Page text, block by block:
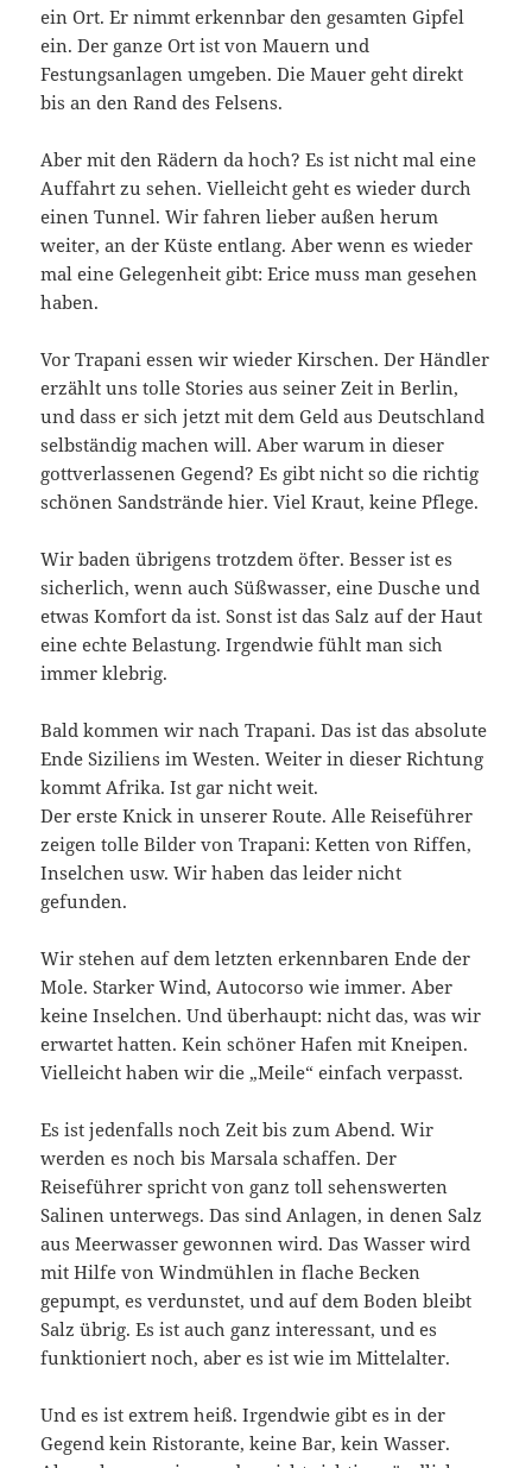
ein Ort. Er nimmt erkennbar den gesamten Gipfel
ein. Der ganze Ort ist von Mauern und
Festungsanlagen umgeben. Die Mauer geht direkt
bis an den Rand des Felsens.
Aber mit den Rädern da hoch? Es ist nicht mal eine
Auffahrt zu sehen. Vielleicht geht es wieder durch
einen Tunnel. Wir fahren lieber außen herum
weiter, an der Küste entlang. Aber wenn es wieder
mal eine Gelegenheit gibt: Erice muss man gesehen
haben.
Vor Trapani essen wir wieder Kirschen. Der Händler
erzählt uns tolle Stories aus seiner Zeit in Berlin,
und dass er sich jetzt mit dem Geld aus Deutschland
selbständig machen will. Aber warum in dieser
gottverlassenen Gegend? Es gibt nicht so die richtig
schönen Sandstrände hier. Viel Kraut, keine Pflege.
Wir baden übrigens trotzdem öfter. Besser ist es
sicherlich, wenn auch Süßwasser, eine Dusche und
etwas Komfort da ist. Sonst ist das Salz auf der Haut
eine echte Belastung. Irgendwie fühlt man sich
immer klebrig.
Bald kommen wir nach Trapani. Das ist das absolute
Ende Siziliens im Westen. Weiter in dieser Richtung
kommt Afrika. Ist gar nicht weit.
Der erste Knick in unserer Route. Alle Reiseführer
zeigen tolle Bilder von Trapani: Ketten von Riffen,
Inselchen usw. Wir haben das leider nicht
gefunden.
Wir stehen auf dem letzten erkennbaren Ende der
Mole. Starker Wind, Autocorso wie immer. Aber
keine Inselchen. Und überhaupt: nicht das, was wir
erwartet hatten. Kein schöner Hafen mit Kneipen.
Vielleicht haben wir die „Meile“ einfach verpasst.
Es ist jedenfalls noch Zeit bis zum Abend. Wir
werden es noch bis Marsala schaffen. Der
Reiseführer spricht von ganz toll sehenswerten
Salinen unterwegs. Das sind Anlagen, in denen Salz
aus Meerwasser gewonnen wird. Das Wasser wird
mit Hilfe von Windmühlen in flache Becken
gepumpt, es verdunstet, und auf dem Boden bleibt
Salz übrig. Es ist auch ganz interessant, und es
funktioniert noch, aber es ist wie im Mittelalter.
Und es ist extrem heiß. Irgendwie gibt es in der
Gegend kein Ristorante, keine Bar, kein Wasser.